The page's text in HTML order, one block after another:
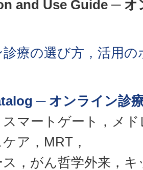
and Use Guide ─ オ
療の選び方，活用の
─ オンライン診
マートゲート，メ
ア，MRT，
，がん哲学外来，